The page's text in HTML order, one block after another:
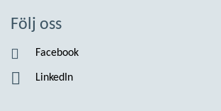
Följ oss
Facebook
LinkedIn